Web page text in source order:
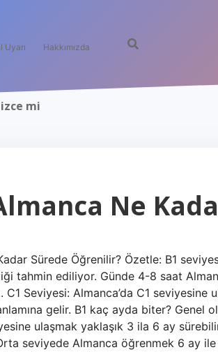
Uyarı Hakkımızda
mi
Ne
Sürede Öğrenilir? Özetle: B1
tahmin ediliyor. Günde 4-8 saat
Seviyesi: Almanca’da C1
gelir. B1 kaç ayda biter? Genel
ulaşmak yaklaşık 3 ila 6 ay
seviyede Almanca öğrenmek 6 ay ile